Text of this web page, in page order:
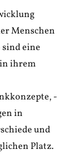
Menschen
eine
ihrem
-
in
und
Platz.